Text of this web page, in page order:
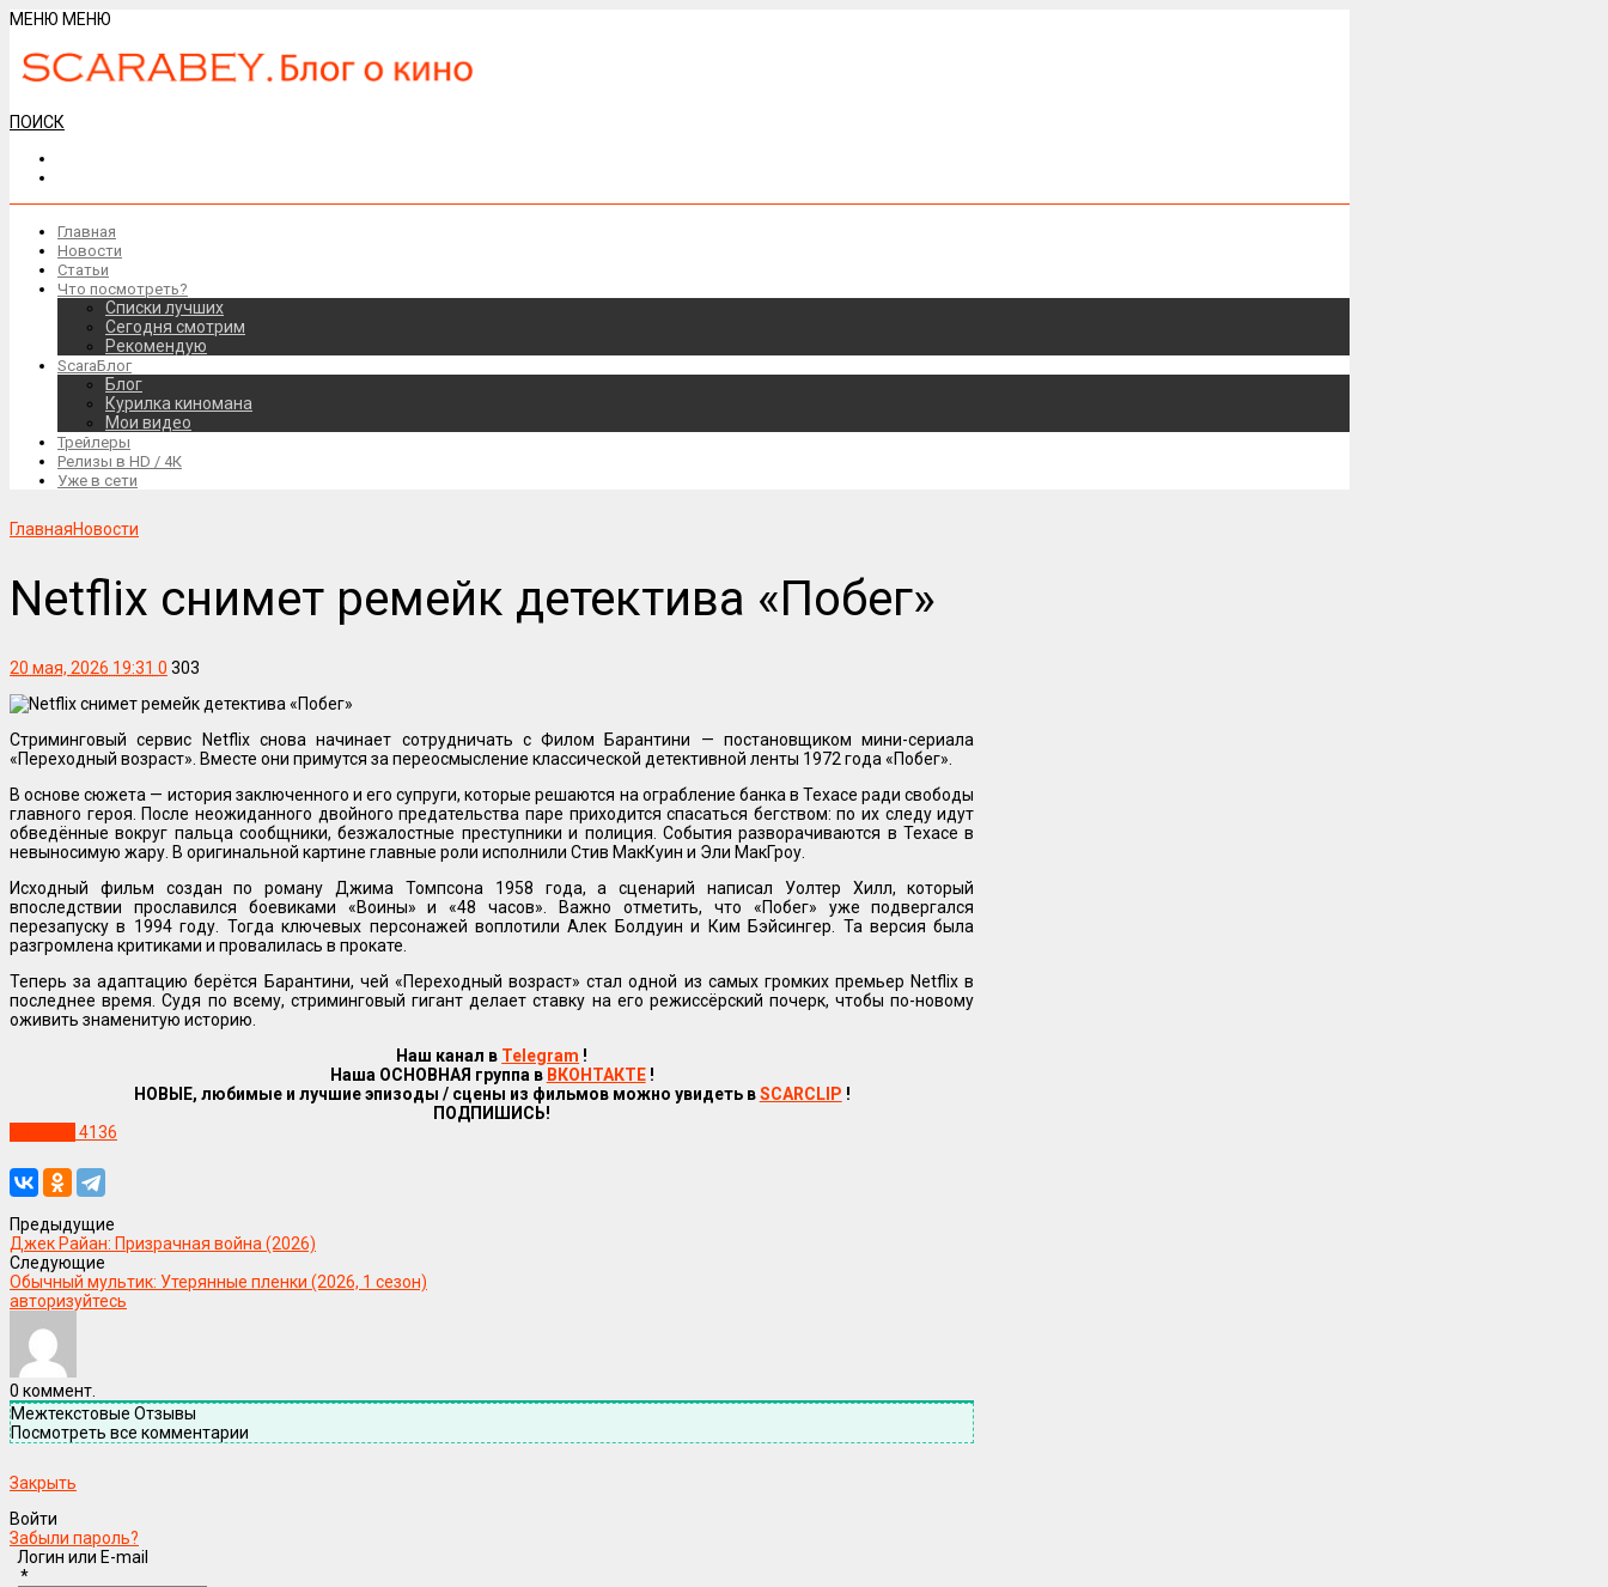
МЕНЮ МЕНЮ
ПОИСК
Главная
Новости
Статьи
Что посмотреть?
Списки лучших
Сегодня смотрим
Рекомендую
ScaraБлог
Блог
Курилка киномана
Мои видео
Трейлеры
Релизы в HD / 4К
Уже в сети
ГлавнаяНовости
Netflix снимет ремейк детектива «Побег»
20 мая, 2026 19:31 0 303
Стриминговый сервис Netflix снова начинает сотрудничать с Филом Барантини — постановщиком мини-сериала
«Переходный возраст». Вместе они примутся за переосмысление классической детективной ленты 1972 года «Побег».
В основе сюжета — история заключенного и его супруги, которые решаются на ограбление банка в Техасе ради свободы
главного героя. После неожиданного двойного предательства паре приходится спасаться бегством: по их следу идут
обведённые вокруг пальца сообщники, безжалостные преступники и полиция. События разворачиваются в Техасе в
невыносимую жару. В оригинальной картине главные роли исполнили Стив МакКуин и Эли МакГроу.
Исходный фильм создан по роману Джима Томпсона 1958 года, а сценарий написал Уолтер Хилл, который
впоследствии прославился боевиками «Воины» и «48 часов». Важно отметить, что «Побег» уже подвергался
перезапуску в 1994 году. Тогда ключевых персонажей воплотили Алек Болдуин и Ким Бэйсингер. Та версия была
разгромлена критиками и провалилась в прокате.
Теперь за адаптацию берётся Барантини, чей «Переходный возраст» стал одной из самых громких премьер Netflix в
последнее время. Судя по всему, стриминговый гигант делает ставку на его режиссёрский почерк, чтобы по-новому
оживить знаменитую историю.
Наш канал в Telegram !
Наша ОСНОВНАЯ группа в ВКОНТАКТЕ!
НОВЫЕ, любимые и лучшие эпизоды / сцены из фильмов можно увидеть вSCARCLIP !
ПОДПИШИСЬ!
4136
Предыдущие
Джек Райан: Призрачная война (2026)
Следующие
Обычный мультик: Утерянные пленки (2026, 1 сезон)
авторизуйтесь
0 коммент.
Межтекстовые Отзывы
Посмотреть все комментарии
Закрыть
Войти
Забыли пароль?
Логин или E-mail
*